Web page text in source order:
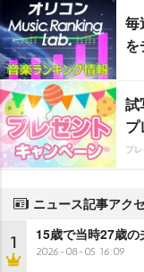
毎
を
試
プ
プ
ニュース記事アク
1 15歳で当時27歳
2026-08-05 16:09